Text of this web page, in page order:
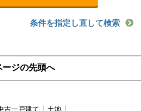
条件を指定し直して検索
ージの先頭へ
古一戸建て
土地